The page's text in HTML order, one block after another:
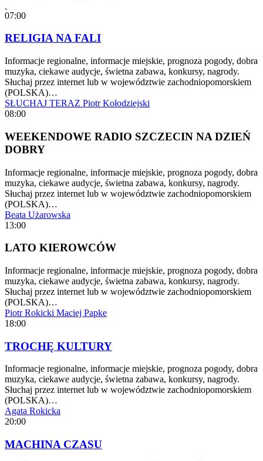
07:00
RELIGIA NA FALI
Informacje regionalne, informacje miejskie, prognoza pogody, dobra
muzyka, ciekawe audycje, świetna zabawa, konkursy, nagrody.
Słuchaj przez internet lub w województwie zachodniopomorskiem
(POLSKA)…
SŁUCHAJ TERAZ Piotr Kołodziejski
08:00
WEEKENDOWE RADIO SZCZECIN NA DZIEŃ
DOBRY
Informacje regionalne, informacje miejskie, prognoza pogody, dobra
muzyka, ciekawe audycje, świetna zabawa, konkursy, nagrody.
Słuchaj przez internet lub w województwie zachodniopomorskiem
(POLSKA)…
Beata Użarowska
13:00
LATO KIEROWCÓW
Informacje regionalne, informacje miejskie, prognoza pogody, dobra
muzyka, ciekawe audycje, świetna zabawa, konkursy, nagrody.
Słuchaj przez internet lub w województwie zachodniopomorskiem
(POLSKA)…
Piotr Rokicki Maciej Papke
18:00
TROCHĘ KULTURY
Informacje regionalne, informacje miejskie, prognoza pogody, dobra
muzyka, ciekawe audycje, świetna zabawa, konkursy, nagrody.
Słuchaj przez internet lub w województwie zachodniopomorskiem
(POLSKA)…
Agata Rokicka
20:00
MACHINA CZASU